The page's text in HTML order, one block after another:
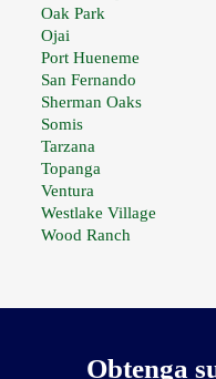
Oak Park
Ojai
Port Hueneme
San Fernando
Sherman Oaks
Somis
Tarzana
Topanga
Ventura
Westlake Village
Wood Ranch
Obtenga